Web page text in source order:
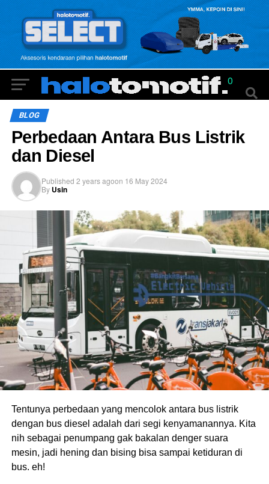
0
BLOG
Perbedaan Antara Bus Listrik
dan Diesel
Published 2 years agoon 16 May 2024
By Usin
Tentunya perbedaan yang mencolok antara bus listrik
dengan bus diesel adalah dari segi kenyamanannya. Kita
nih sebagai penumpang gak bakalan denger suara
mesin, jadi hening dan bising bisa sampai ketiduran di
bus. eh!